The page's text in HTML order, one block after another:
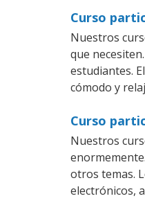
Curso
Nuestros
que
estudiantes.
cómodo y
Curso
Nuestros
otros temas.
electrónicos,